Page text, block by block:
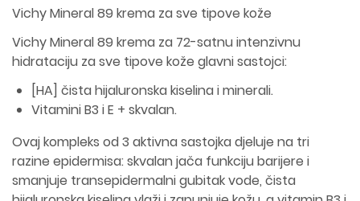
Vichy Mineral 89 krema za sve tipove kože
Vichy Mineral 89 krema za 72-satnu intenzivnu
hidrataciju za sve tipove kože glavni sastojci:
[HA] čista hijaluronska kiselina i minerali.
Vitamini B3 i E + skvalan.
Ovaj kompleks od 3 aktivna sastojka djeluje na tri
razine epidermisa: skvalan jača funkciju barijere i
smanjuje transepidermalni gubitak vode, čista